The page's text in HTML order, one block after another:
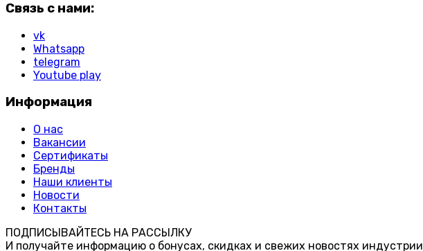
Связь с нами:
vk
Whatsapp
telegram
Youtube play
Информация
О нас
Вакансии
Сертификаты
Бренды
Наши клиенты
Новости
Контакты
ПОДПИСЫВАЙТЕСЬ НА РАССЫЛКУ
И получайте информацию о бонусах, скидках и свежих новостях индустрии